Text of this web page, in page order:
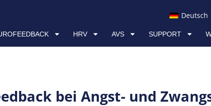
Deutsch
HRV AVS SUPPORT
bei Angst- und